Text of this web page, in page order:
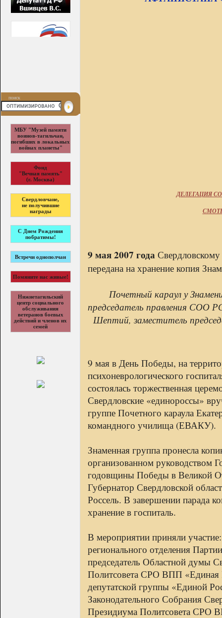
поиск
МБУ "Музей памяти
воинов-тагильчан,
погибших в локальных
войнах планеты"
Фонд
"Вечная память"
(г. Москва)
Свердловчане,
не получившие
награды
С Днем Рождения
побратимы!
Встречи однополчан
Помяните нас живые!
Нижнетагильский
центр социального
обслуживания
ветеранов боевых
действий и членов их
семей
ДЕЛЕГАЦИЯ
9 мая 2007 года
передана на хранение копия
Почетный караул у
председатель правления СОО
Шептий, заместитель
9 мая в День Победы, на
психоневрологического
состоялась торжественная
Свердловские «единороссы»
группе Почетного караула
командного училища (ЕВАКУ).
Знаменная группа пронесла
организованном руководством
годовщины Победы в Великой
Губернатор Свердловской
Россель. В завершении парада
хранение в госпиталь.
В мероприятии приняли
регионального отделения
председатель Областной думы
Политсовета СРО ВПП «Единая
депутатской группы «Единой
Законодательного Собрания
Президиума Политсовета СРО